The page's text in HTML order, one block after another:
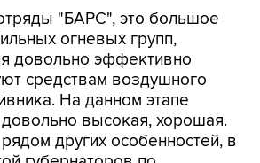
"БАРС", это большое
огневых групп,
довольно эффективно
средствам воздушного
На данном этапе
высокая, хорошая.
других особенностей, в